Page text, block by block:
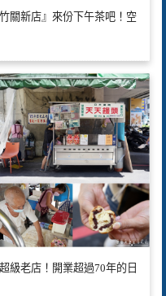
關新店』來份下午茶吧！空
級老店！開業超過70年的日